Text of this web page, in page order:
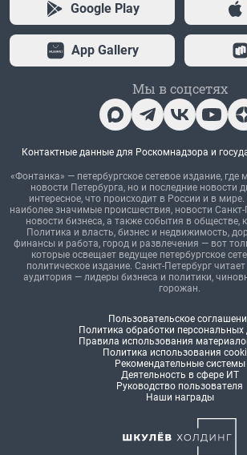
Google Play
App Gallery
Мы в соцсетях
Контактные данные для Роскомнадзора и
«Фонтанка» — петербургское сетевое издание,
новости Петербурга, но и последние новости
интересное, что происходит в России и в
наиболее значимые происшествия, новости Санкт-
новости бизнеса, а также события в обществе,
Политика и власть, бизнес и недвижимость,
финансы и работа, город и развлечения — вот
которые освещает ведущее петербургское
политическое издание. Санкт-Петербург
аудитория — лидеры бизнеса и политики,
горожан.
Пользовательское
Политика обработки
Правила использования
Политика использования
Рекомендательные системы
Деятельность в сфере ИТ
Руководство пользователя
Наши награды